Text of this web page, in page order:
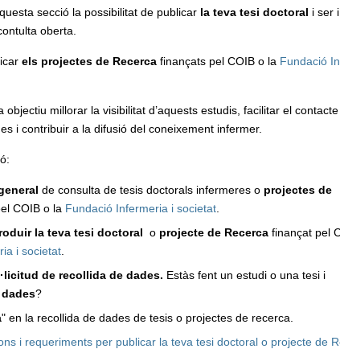
secció la possibilitat de publicar la teva tesi doctoral i ser
oberta.
els projectes de Recercafinançats pel COIB o la Fundació
objectiu millorar la visibilitat d’aquests estudis, facilitar el
i contribuir a la difusió del coneixement infermer.
de consulta de tesis doctorals infermeres o projectes de
COIB o la Fundació Infermeria i societat
la teva tesi doctoral o projecte de Recercafinançat pel
i societat
·licitud de recollida de dades. Estàs fent un estudi o una tesi i
?
" en la recollida de dades de tesis o projectes de recerca.
i requeriments per publicar la teva tesi doctoral o projecte de